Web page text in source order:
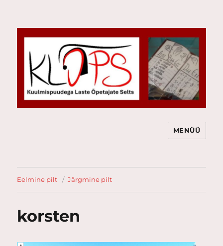
MENÜÜ
Eelmine pilt Järgmine pilt
korsten